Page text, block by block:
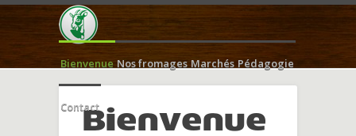
Bienvenue Nos fromages Marchés Pédagogie
ContactBienvenue